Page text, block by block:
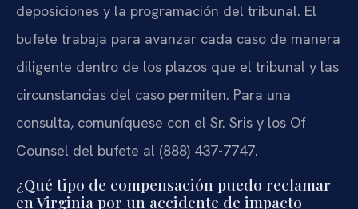
deposiciones y la programación del tribunal. El
bufete trabaja para avanzar cada caso de manera
diligente dentro de los plazos que el tribunal y las
circunstancias del caso permiten. Para una
consulta, comuníquese con el Sr. Sris y los Of
Counsel del bufete al (888) 437-7747.
¿Qué tipo de compensación puedo reclamar
en Virginia por un accidente de impacto